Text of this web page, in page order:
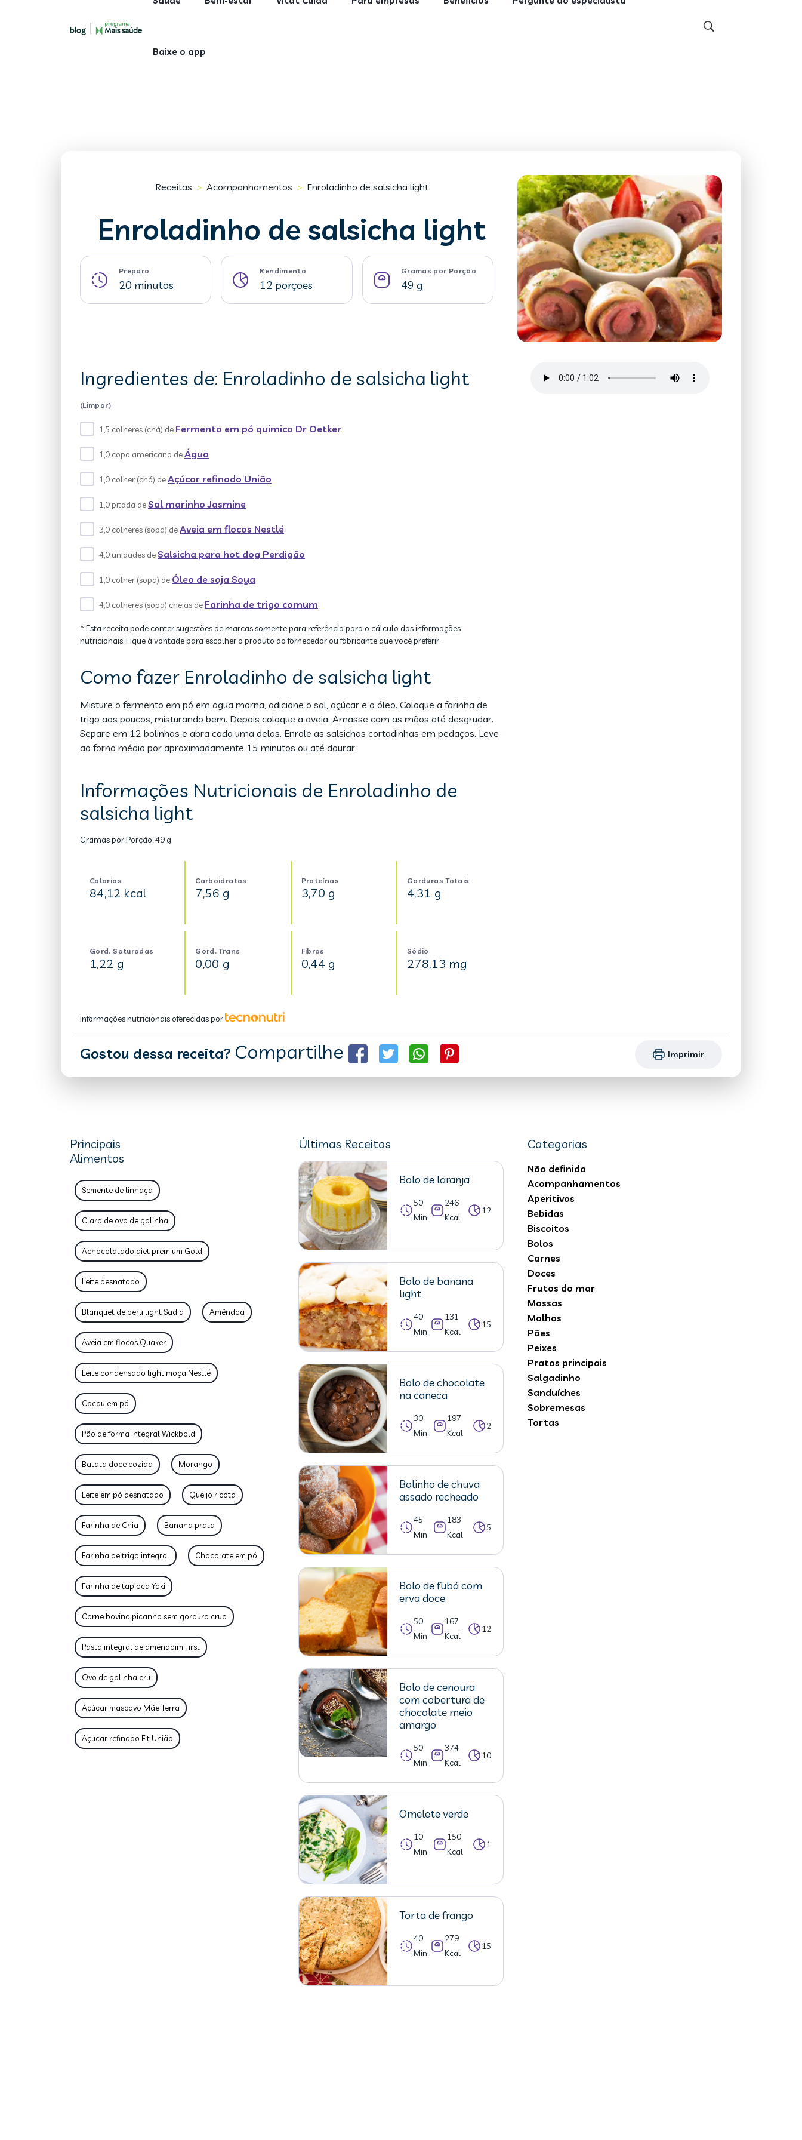
Baixe o app
Receitas > Acompanhamentos > Enroladinho de salsicha light
Enroladinho de salsicha light
Preparo
20 minutos
Rendimento
12 porçoes
Gramas por Porção
49 g
Ingredientes de: Enroladinho de salsicha light
(Limpar)
1,5 colheres (chá) de Fermento em pó quimico Dr Oetker
1,0 copo americano deÁgua
1,0 colher (chá) deAçúcar refinado União
1,0 pitada deSal marinho Jasmine
3,0 colheres (sopa) deAveia em flocos Nestlé
4,0 unidades deSalsicha para hot dog Perdigão
1,0 colher (sopa) de Óleo de soja Soya
4,0 colheres (sopa) cheias de Farinha de trigo comum
* Esta receita pode conter sugestões de marcas somente para referência para o cálculo das informações
nutricionais. Fique à vontade para escolher o produto do fornecedor ou fabricante que você preferir.
Como fazer Enroladinho de salsicha light
Misture o fermento em pó em agua morna, adicione o sal, açúcar e o óleo. Coloque a farinha de
trigo aos poucos, misturando bem. Depois coloque a aveia. Amasse com as mãos até desgrudar.
Separe em 12 bolinhas e abra cada uma delas. Enrole as salsichas cortadinhas em pedaços. Leve
ao forno médio por aproximadamente 15 minutos ou até dourar.
Informações Nutricionais de Enroladinho de
salsicha light
Gramas por Porção:49 g
Calorias
84,12 kcal
Carboidratos
7,56 g
Proteínas
3,70 g
Gorduras Totais
4,31 g
Gord. Saturadas
1,22 g
Gord. Trans
0,00 g
Fibras
0,44 g
Sódio
278,13 mg
Informações nutricionais oferecidas por
Gostou dessa receita? Compartilhe Imprimir
Principais
Alimentos
Semente de linhaça
Clara de ovo de galinha
Achocolatado diet premium Gold
Leite desnatado
Blanquet de peru light Sadia Amêndoa
Aveia em flocos Quaker
Leite condensado light moça Nestlé
Cacau em pó
Pão de forma integral Wickbold
Batata doce cozida Morango
Leite em pó desnatado Queijo ricota
Farinha de Chia Banana prata
Farinha de trigo integral Chocolate em pó
Farinha de tapioca Yoki
Carne bovina picanha sem gordura crua
Pasta integral de amendoim First
Ovo de galinha cru
Açúcar mascavo Mãe Terra
Açúcar refinado Fit União
Últimas Receitas
Bolo de laranja
50
Min
246
Kcal
12
Bolo de banana
light
40
Min
131
Kcal
15
Bolo de chocolate
na caneca
30
Min
197
Kcal
2
Bolinho de chuva
assado recheado
45
Min
183
Kcal
5
Bolo de fubá com
erva doce
50
Min
167
Kcal
12
Bolo de cenoura
com cobertura de
chocolate meio
amargo
50
Min
374
Kcal
10
Omelete verde
10
Min
150
Kcal
1
Torta de frango
40
Min
279
Kcal
15
Categorias
Não definida
Acompanhamentos
Aperitivos
Bebidas
Biscoitos
Bolos
Carnes
Doces
Frutos do mar
Massas
Molhos
Pães
Peixes
Pratos principais
Salgadinho
Sanduíches
Sobremesas
Tortas